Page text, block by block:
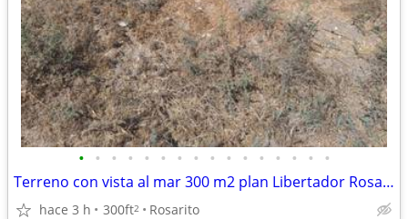
• • • • • • • • • • • • • • • •
Terreno con vista al mar 300 m2 plan Libertador Rosarito
hace 3 h 300ft2 Rosarito